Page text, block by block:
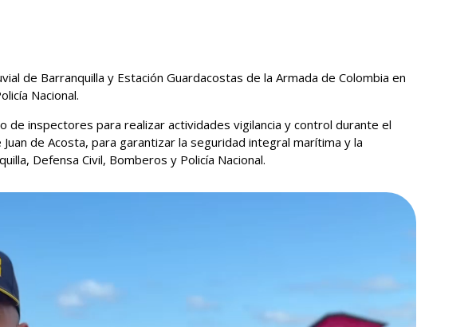
de Barranquilla y Estación Guardacostas de la Armada de Colombia en
Nacional.
de inspectores para realizar actividades vigilancia y control durante el
de Acosta, para garantizar la seguridad integral marítima y la
Defensa Civil, Bomberos y Policía Nacional.